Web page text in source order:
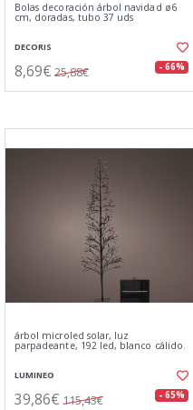
Bolas decoración árbol navidad ø6
cm, doradas, tubo 37 uds
DECORIS
8,69€ 25,88€ - 66%
árbol microled solar, luz
parpadeante, 192 led, blanco cálido.
LUMINEO
39,86€ 115,43€ - 65%